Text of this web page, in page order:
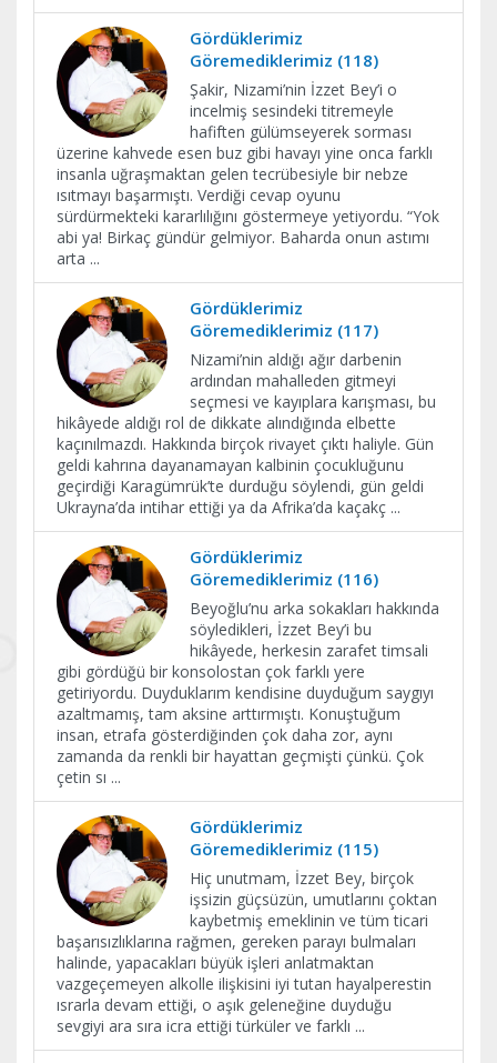
Gördüklerimiz
Göremediklerimiz (118)
Şakir, Nizami’nin İzzet Bey’i o
incelmiş sesindeki titremeyle
hafiften gülümseyerek sorması
üzerine kahvede esen buz gibi havayı yine onca farklı
insanla uğraşmaktan gelen tecrübesiyle bir nebze
ısıtmayı başarmıştı. Verdiği cevap oyunu
sürdürmekteki kararlılığını göstermeye yetiyordu. “Yok
abi ya! Birkaç gündür gelmiyor. Baharda onun astımı
arta ...
Gördüklerimiz
Göremediklerimiz (117)
Nizami’nin aldığı ağır darbenin
ardından mahalleden gitmeyi
seçmesi ve kayıplara karışması, bu
hikâyede aldığı rol de dikkate alındığında elbette
kaçınılmazdı. Hakkında birçok rivayet çıktı haliyle. Gün
geldi kahrına dayanamayan kalbinin çocukluğunu
geçirdiği Karagümrük’te durduğu söylendi, gün geldi
Ukrayna’da intihar ettiği ya da Afrika’da kaçakç ...
Gördüklerimiz
Göremediklerimiz (116)
Beyoğlu’nu arka sokakları hakkında
söyledikleri, İzzet Bey’i bu
hikâyede, herkesin zarafet timsali
gibi gördüğü bir konsolostan çok farklı yere
getiriyordu. Duyduklarım kendisine duyduğum saygıyı
azaltmamış, tam aksine arttırmıştı. Konuştuğum
insan, etrafa gösterdiğinden çok daha zor, aynı
zamanda da renkli bir hayattan geçmişti çünkü. Çok
çetin sı ...
Gördüklerimiz
Göremediklerimiz (115)
Hiç unutmam, İzzet Bey, birçok
işsizin güçsüzün, umutlarını çoktan
kaybetmiş emeklinin ve tüm ticari
başarısızlıklarına rağmen, gereken parayı bulmaları
halinde, yapacakları büyük işleri anlatmaktan
vazgeçemeyen alkolle ilişkisini iyi tutan hayalperestin
ısrarla devam ettiği, o aşık geleneğine duyduğu
sevgiyi ara sıra icra ettiği türküler ve farklı ...